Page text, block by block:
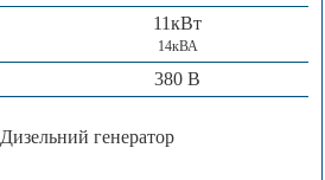
11кВт
14кВА
380 В
Дизельний генератор